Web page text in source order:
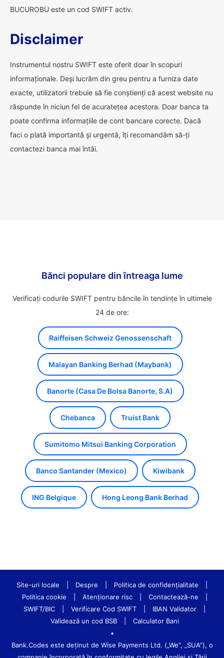
BUCUROBU este un cod SWIFT activ.
Disclaimer
Instrumentul nostru SWIFT este oferit doar în scopuri
informaționale. Deși lucrăm din greu pentru a furniza date
exacte, utilizatorii trebuie să fie conștienți că acest website nu
răspunde în niciun fel de acuratețea acestora. Doar banca ta
poate confirma informațiile de cont bancare corecte. Dacă
faci o plată importantă și urgentă, îți recomandăm să-ți
contactezi banca mai întâi.
Bănci populare din întreaga lume
Verificați codurile SWIFT pentru băncile în tendințe în ultimele
24 de ore:
Raiffeisen Schweiz Genossenschaft
Malayan Banking Berhad (Maybank)
Banorte (Casa De Bolsa Banorte, S.A)
Chebanca Truist Bank
Sumitomo Mitsui Banking Corporation
Banco Santander (Mexico) Kiwibank
ING Belgique Hong Leong Bank Berhad
Site-uri locale Despre Politica de confidenţialitate
Politica cookie
Atenționare risc Contactează-ne
SWIFT/BIC
Verificare Cod SWIFT IBAN Validator
Validează un cod BSB
Calculator Bani
•
Bank.Codes este deținut de Wise Payments Ltd. („We”, „SUA”), o